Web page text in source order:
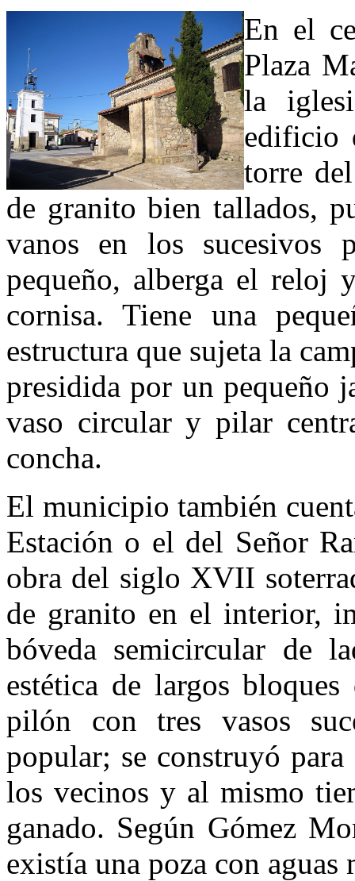
En el
Plaza
la
edificio
torre
de granito bien tallados,
vanos en los sucesivos
pequeño, alberga el reloj
cornisa. Tiene una
estructura que sujeta la
presidida por un pequeño
vaso circular y pilar
concha.
El municipio también
Estación o el del Señor
obra del siglo XVII
de granito en el interior,
bóveda semicircular de
estética de largos
pilón con tres vasos
popular; se construyó
los vecinos y al mismo
ganado. Según Gómez
existía una poza con aguas